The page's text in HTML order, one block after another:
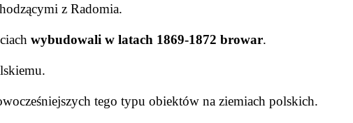
z Radomia.
wybudowali w latach 1869-1872 browar.
tego typu obiektów na ziemiach polskich.